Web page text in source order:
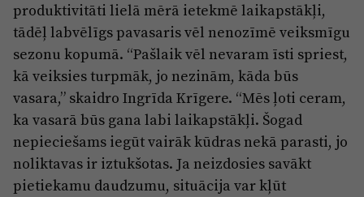
produktivitāti lielā mērā ietekmē laikapstākļi,
tādēļ labvēlīgs pavasaris vēl nenozīmē veiksmīgu
sezonu kopumā. “Pašlaik vēl nevaram īsti spriest,
kā veiksies turpmāk, jo nezinām, kāda būs
vasara,” skaidro Ingrīda Krīgere. “Mēs ļoti ceram,
ka vasarā būs gana labi laikapstākļi. Šogad
nepieciešams iegūt vairāk kūdras nekā parasti, jo
noliktavas ir iztukšotas. Ja neizdosies savākt
pietiekamu daudzumu, situācija var kļūt